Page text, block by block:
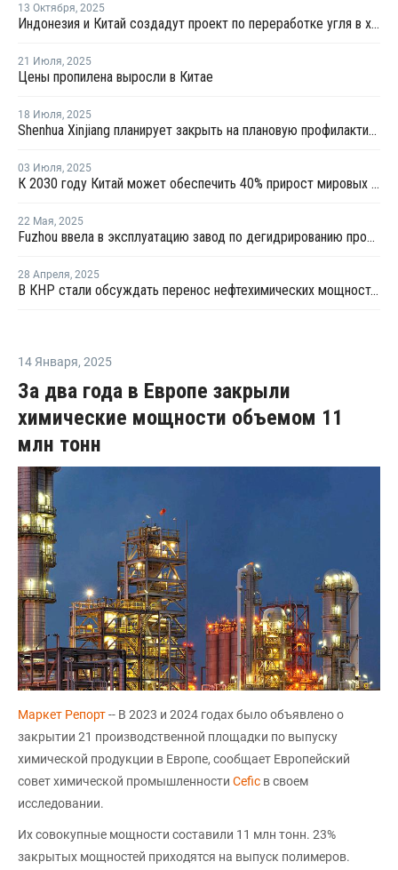
13 Октября, 2025
Индонезия и Китай создадут проект по переработке угля в химикаты
21 Июля, 2025
Цены пропилена выросли в Китае
18 Июля, 2025
Shenhua Xinjiang планирует закрыть на плановую профилактику установку олефинов в Китае
03 Июля, 2025
К 2030 году Китай может обеспечить 40% прирост мировых мощностей по выпуску пропилена
22 Мая, 2025
Fuzhou ввела в эксплуатацию завод по дегидрированию пропана мощностью 900 тысяч тонн
28 Апреля, 2025
В КНР стали обсуждать перенос нефтехимических мощностей в США из-за пошлин
14 Января, 2025
За два года в Европе закрыли
химические мощности объемом 11
млн тонн
Маркет Репорт-- В 2023 и 2024 годах было объявлено о
закрытии 21 производственной площадки по выпуску
химической продукции в Европе, сообщает Европейский
совет химической промышленности Cefic в своем
исследовании.
Их совокупные мощности составили 11 млн тонн. 23%
закрытых мощностей приходятся на выпуск полимеров.